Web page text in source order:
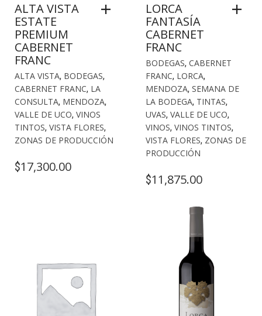
ALTA VISTA
ESTATE
PREMIUM
CABERNET
FRANC
ALTA VISTA, BODEGAS,
CABERNET FRANC, LA
CONSULTA, MENDOZA,
VALLE DE UCO, VINOS
TINTOS, VISTA FLORES,
ZONAS DE PRODUCCIÓN
$17,300.00
LORCA
FANTASÍA
CABERNET
FRANC
BODEGAS, CABERNET
FRANC, LORCA,
MENDOZA, SEMANA DE
LA BODEGA, TINTAS,
UVAS, VALLE DE UCO,
VINOS, VINOS TINTOS,
VISTA FLORES, ZONAS DE
PRODUCCIÓN
$11,875.00